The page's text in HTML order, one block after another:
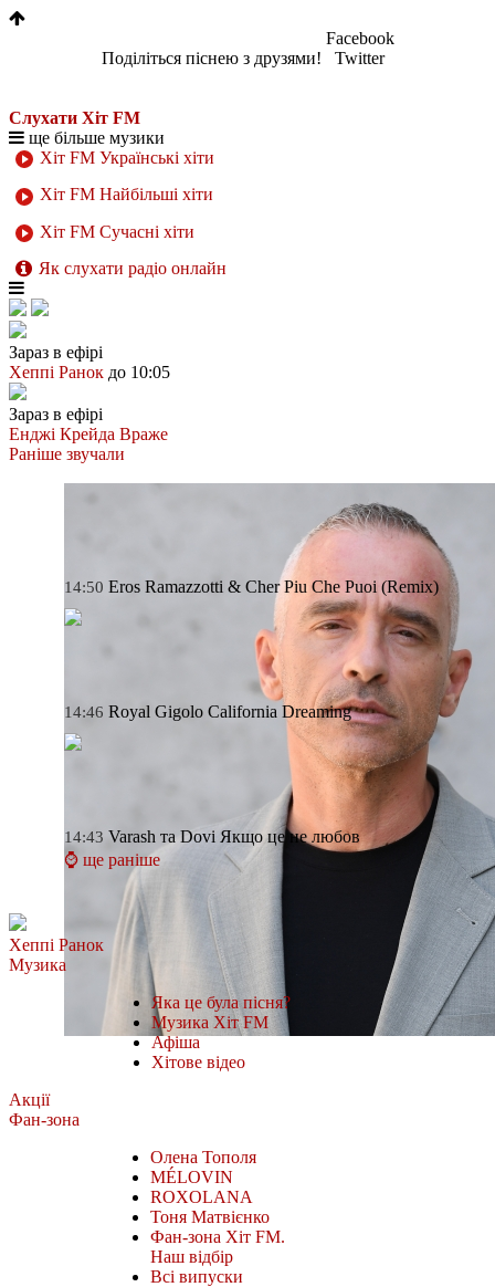
Поділіться піснею з друзями!
Facebook
Twitter
Слухати Хіт FM
ще більше музики
Хіт FM Українські хіти
Хіт FM Найбільші хіти
Хіт FM Сучасні хіти
Як слухати радіо онлайн
Зараз в ефірі
Хеппі Ранок до 10:05
Зараз в ефірі
Енджі Крейда Враже
Раніше звучали
14:50 Eros Ramazzotti & Cher Piu Che Puoi (Remix)
14:46 Royal Gigolo California Dreaming
14:43 Varash та Dovi Якщо це не любов
⌚ ще раніше
Хеппі Ранок
Музика
Яка це була пісня?
Музика Хіт FM
Афіша
Хітове відео
Акції
Фан-зона
Олена Тополя
MÉLOVIN
ROXOLANA
Тоня Матвієнко
Фан-зона Хіт FM.
Наш відбір
Всі випуски